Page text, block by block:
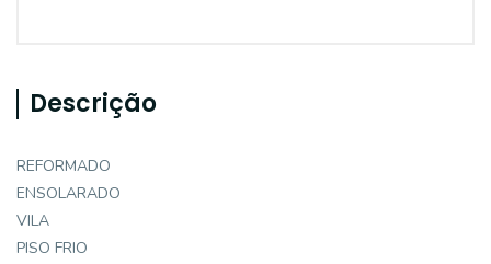
Descrição
REFORMADO
ENSOLARADO
VILA
PISO FRIO